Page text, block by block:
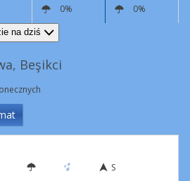
0%
0%
hna dziś
Beşikci
S